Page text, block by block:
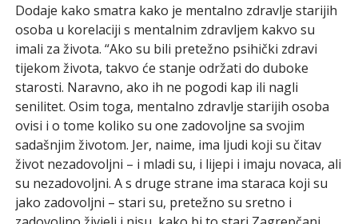
Dodaje kako smatra kako je mentalno zdravlje starijih
osoba u korelaciji s mentalnim zdravljem kakvo su
imali za života. “Ako su bili pretežno psihički zdravi
tijekom života, takvo će stanje održati do duboke
starosti. Naravno, ako ih ne pogodi kap ili nagli
senilitet. Osim toga, mentalno zdravlje starijih osoba
ovisi i o tome koliko su one zadovoljne sa svojim
sadašnjim životom. Jer, naime, ima ljudi koji su čitav
život nezadovoljni – i mladi su, i lijepi i imaju novaca, ali
su nezadovoljni. A s druge strane ima staraca koji su
jako zadovoljni – stari su, pretežno su sretno i